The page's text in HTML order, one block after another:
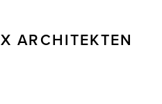
X ARCHITEKTEN